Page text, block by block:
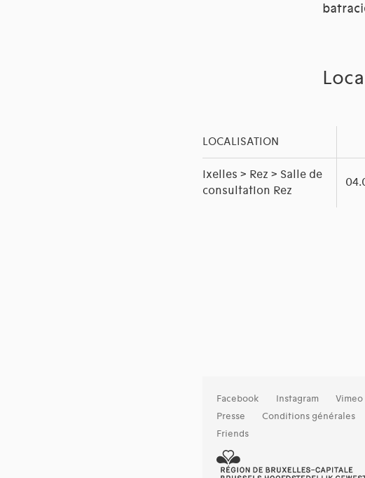
LOCALISATION
Ixelles > Rez > Salle de
consultation Rez
Facebook Instagram Vimeo
Presse
Conditions générales
Friends